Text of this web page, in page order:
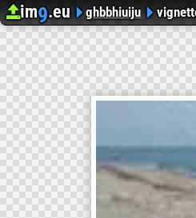
Upload image
im9.eu Hosting Des Photos
ghbbhiuiju